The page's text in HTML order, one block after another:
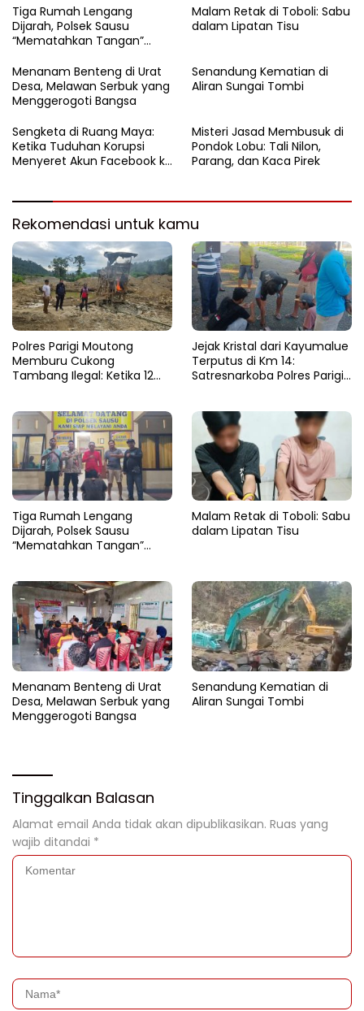
Semak Karya Mandiri
Pengedar Sabu 4,79 Gram
Tiga Rumah Lengang
Dijarah, Polsek Sausu
“Mematahkan Tangan”
Malam Retak di Toboli: Sabu
dalam Lipatan Tisu
Menanam Benteng di Urat
Desa, Melawan Serbuk yang
Menggerogoti Bangsa
Senandung Kematian di
Aliran Sungai Tombi
Sengketa di Ruang Maya:
Ketika Tuduhan Korupsi
Menyeret Akun Facebook ke
Misteri Jasad Membusuk di
Pondok Lobu: Tali Nilon,
Parang, dan Kaca Pirek
Rekomendasi untuk kamu
Polres Parigi Moutong
Memburu Cukong
Tambang Ilegal: Ketika 12
Jejak Kristal dari Kayumalue
Terputus di Km 14:
Satresnarkoba Polres Parigi
Tiga Rumah Lengang
Dijarah, Polsek Sausu
“Mematahkan Tangan”
Malam Retak di Toboli: Sabu
dalam Lipatan Tisu
Menanam Benteng di Urat
Desa, Melawan Serbuk yang
Menggerogoti Bangsa
Senandung Kematian di
Aliran Sungai Tombi
Tinggalkan Balasan
Alamat email Anda tidak akan dipublikasikan. Ruas yang
wajib ditandai *